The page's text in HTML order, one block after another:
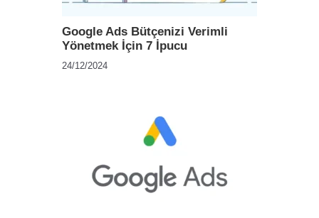
Google Ads Bütçenizi Verimli
Yönetmek İçin 7 İpucu
24/12/2024